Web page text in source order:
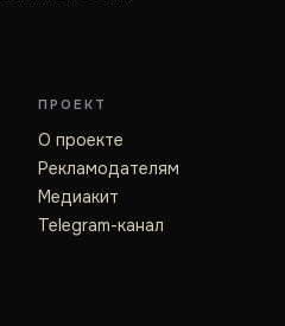
ПРОЕКТ
О проекте
Рекламодателям
Медиакит
Telegram-канал